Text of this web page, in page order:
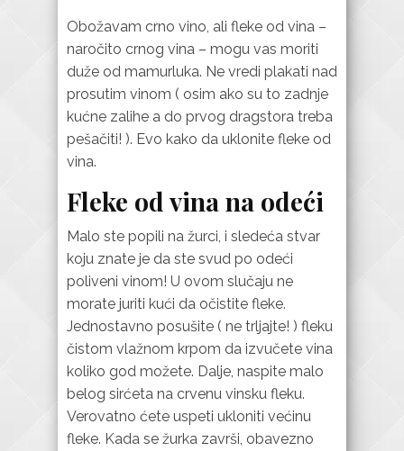
Obožavam crno vino, ali fleke od vina –
naročito crnog vina – mogu vas moriti
duže od mamurluka. Ne vredi plakati nad
prosutim vinom ( osim ako su to zadnje
kućne zalihe a do prvog dragstora treba
pešačiti! ). Evo kako da uklonite fleke od
vina.
Fleke od vina na odeći
Malo ste popili na žurci, i sledeća stvar
koju znate je da ste svud po odeći
poliveni vinom! U ovom slučaju ne
morate juriti kući da očistite fleke.
Jednostavno posušite ( ne trljajte! ) fleku
čistom vlažnom krpom da izvučete vina
koliko god možete. Dalje, naspite malo
belog sirćeta na crvenu vinsku fleku.
Verovatno ćete uspeti ukloniti većinu
fleke. Kada se žurka završi, obavezno